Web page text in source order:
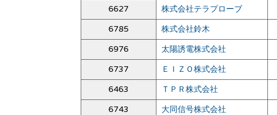
6627
株式会社テラプローブ
6785
株式会社鈴木
6976
太陽誘電株式会社
6737
ＥＩＺＯ株式会社
6463
ＴＰＲ株式会社
6743
大同信号株式会社